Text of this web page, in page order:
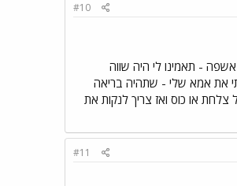
#10
- תאמינו לי היה שווה
את אמא שלי - שתהיה בריאה
צלחת או כוס ואז צריך לנקות את
#11